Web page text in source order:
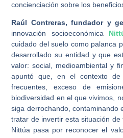
concienciación sobre los
Raúl Contreras, fundador y
innovación socioeconómica
cuidado del suelo como palanca
desarrollado su entidad y que
valor: social, medioambiental y
apuntó que, en el contexto
frecuentes, exceso de
biodiversidad en el que vivimos,
siga derrochando, contaminando
tratar de invertir esta situación
Nittúa pasa por reconocer el